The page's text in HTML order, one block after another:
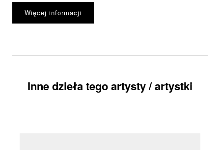
Więcej informacji
Inne dzieła tego artysty / artystki